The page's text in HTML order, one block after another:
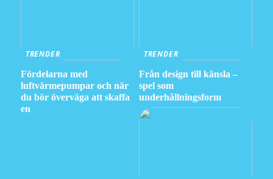
TRENDER
Fördelarna med
luftvärmepumpar och när
du bör överväga att skaffa
en
TRENDER
Från design till känsla –
spel som
underhållningsform